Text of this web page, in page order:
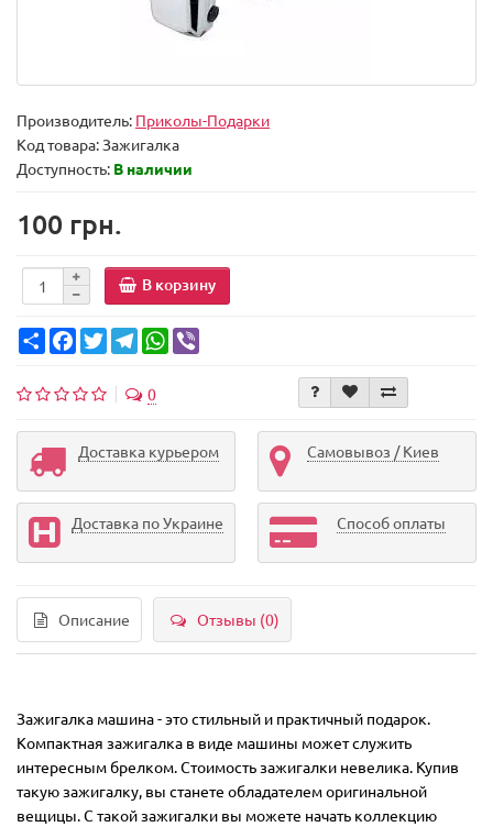
Производитель: Приколы-Подарки
Код товара:Зажигалка
Доступность: В наличии
100 грн.
В корзину
Share FacebookTwitterTelegramWhatsApp
0
Доставка курьером Самовывоз / Киев
Доставка по Украине Способ оплаты
Описание Отзывы (0)
Зажигалка машина - это стильный и практичный подарок.
Компактная зажигалка в виде машины может служить
интересным брелком. Стоимость зажигалки невелика. Купив
такую зажигалку, вы станете обладателем оригинальной
вещицы. С такой зажигалки вы можете начать коллекцию